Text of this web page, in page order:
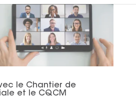
le Chantier de
et le CQCM